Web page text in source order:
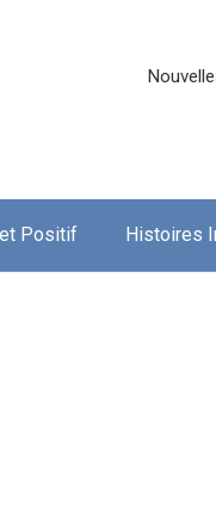
Positif Histoires